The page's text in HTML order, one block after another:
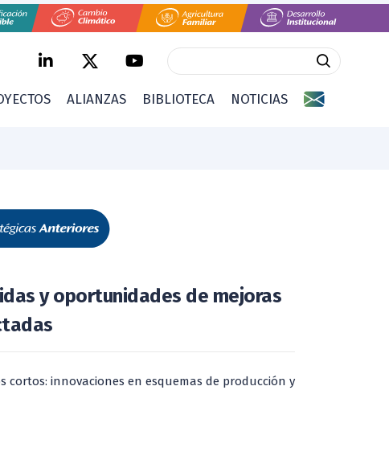
ALIANZAS BIBLIOTECA NOTICIAS
y oportunidades de mejoras
cortos: innovaciones en esquemas de producción y